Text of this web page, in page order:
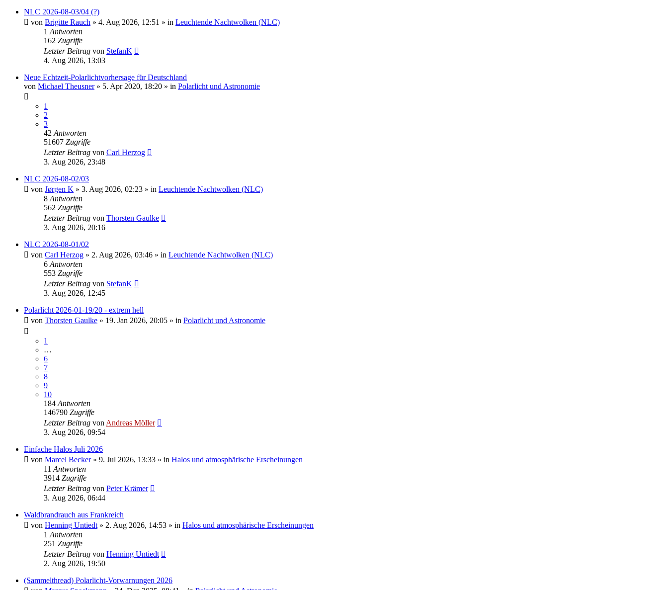
NLC 2026-08-03/04 (?)
von Brigitte Rauch » 4. Aug 2026, 12:51 » in Leuchtende Nachtwolken (NLC)
1 Antworten
162 Zugriffe
Letzter Beitrag von StefanK
4. Aug 2026, 13:03
Neue Echtzeit-Polarlichtvorhersage für Deutschland
von Michael Theusner» 5. Apr 2020, 18:20 » in Polarlicht und Astronomie
1
2
3
42 Antworten
51607 Zugriffe
Letzter Beitrag von Carl Herzog
3. Aug 2026, 23:48
NLC 2026-08-02/03
von Jørgen K » 3. Aug 2026, 02:23 » in Leuchtende Nachtwolken (NLC)
8 Antworten
562 Zugriffe
Letzter Beitrag von Thorsten Gaulke
3. Aug 2026, 20:16
NLC 2026-08-01/02
von Carl Herzog » 2. Aug 2026, 03:46 » in Leuchtende Nachtwolken (NLC)
6 Antworten
553 Zugriffe
Letzter Beitrag von StefanK
3. Aug 2026, 12:45
Polarlicht 2026-01-19/20 - extrem hell
von Thorsten Gaulke » 19. Jan 2026, 20:05 » in Polarlicht und Astronomie
1
…
6
7
8
9
10
184 Antworten
146790 Zugriffe
Letzter Beitrag von Andreas Möller
3. Aug 2026, 09:54
Einfache Halos Juli 2026
von Marcel Becker» 9. Jul 2026, 13:33 » in Halos und atmosphärische Erscheinungen
11 Antworten
3914 Zugriffe
Letzter Beitrag von Peter Krämer
3. Aug 2026, 06:44
Waldbrandrauch aus Frankreich
von Henning Untiedt » 2. Aug 2026, 14:53 » in Halos und atmosphärische Erscheinungen
1 Antworten
251 Zugriffe
Letzter Beitrag von Henning Untiedt
2. Aug 2026, 19:50
(Sammelthread) Polarlicht-Vorwarnungen 2026